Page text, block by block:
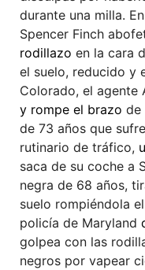
durante una milla.
Spencer Finch
rodillazo en la cara
el suelo, reducido y
Colorado, el agente
y rompe el brazo de
de 73 años que
rutinario de tráfico,
saca de su coche a
negra de 68 años,
suelo rompiéndola
policía de Maryland
golpea con las
negros por vapear